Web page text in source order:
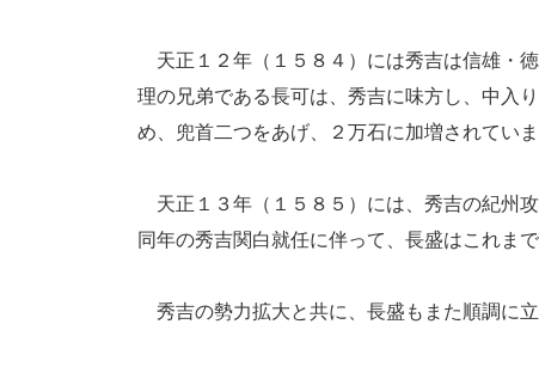
天正１２年（１５８４）には秀吉は信雄・
理の兄弟である長可は、秀吉に味方し、中入
め、兜首二つをあげ、２万石に加増されていま
天正１３年（１５８５）には、秀吉の紀州
同年の秀吉関白就任に伴って、長盛はこれま
秀吉の勢力拡大と共に、長盛もまた順調に立